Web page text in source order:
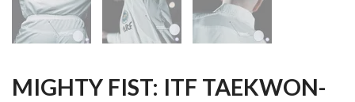
MIGHTY FIST: ITF TAEKWON-